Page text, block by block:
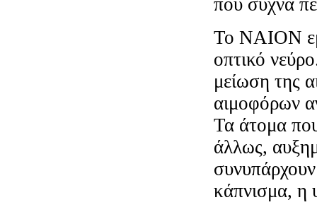
Το NAION
οπτικό
μείωση της
αιμοφόρων
Τα άτομα
άλλως,
κάπνισμα, η